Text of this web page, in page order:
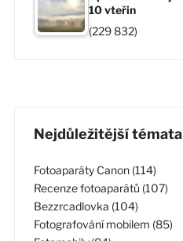
10 vteřin
(229 832)
Nejdůležitější témata
Fotoaparáty Canon (114)
Recenze fotoaparátů (107)
Bezzrcadlovka (104)
Fotografování mobilem (85)